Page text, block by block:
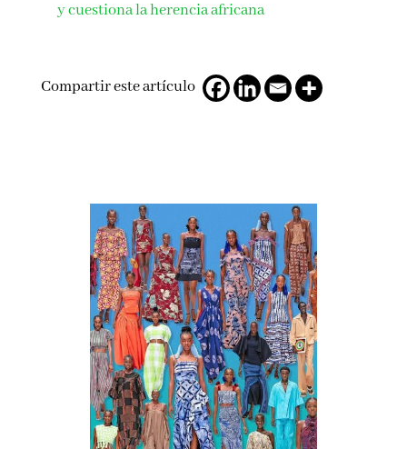
y cuestiona la herencia africana
Compartir este artículo